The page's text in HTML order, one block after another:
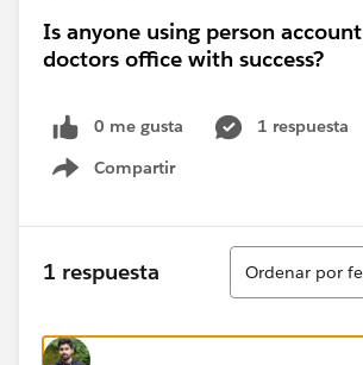
Is anyone using person
doctors office with success?
0 me gusta
1 respuesta
Compartir
Show menu
1 respuesta
Ordenar
Ordenar por